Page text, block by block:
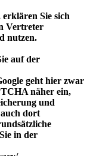
erklären Sie sich
Vertreter
nutzen.
auf der
geht hier zwar
näher ein,
und
dort
in der